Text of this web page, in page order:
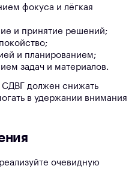
фокуса и лёгкая
и принятие решений;
и планированием;
задач и материалов.
СДВГ должен снижать
в удержании внимания
очевидную